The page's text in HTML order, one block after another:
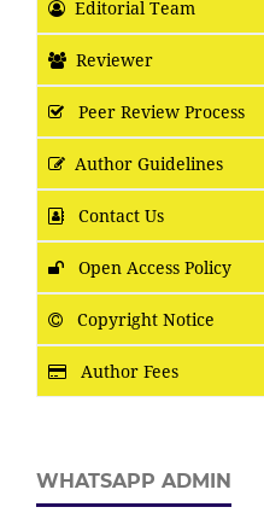
Editorial Team
Reviewer
Peer Review Process
Author Guidelines
Contact Us
Open Access Policy
Copyright Notice
Author Fees
WHATSAPP ADMIN